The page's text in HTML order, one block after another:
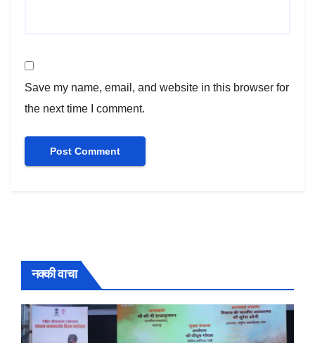
Save my name, email, and website in this browser for
the next time I comment.
नक्की वाचा